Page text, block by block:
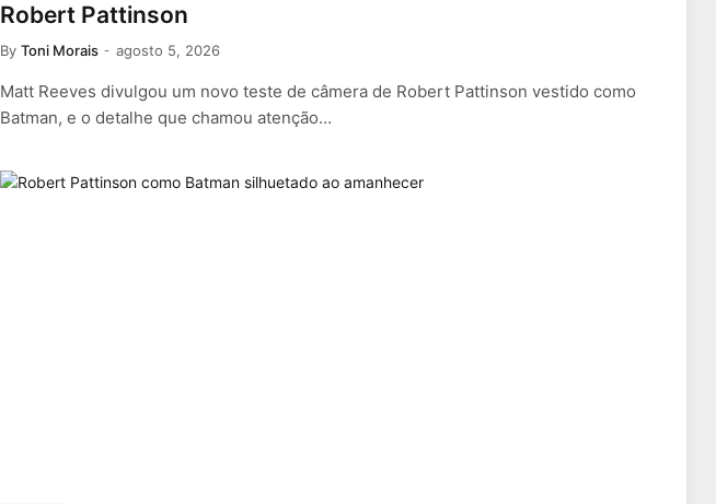
Robert Pattinson
By Toni Morais agosto 5, 2026
Matt Reeves divulgou um novo teste de câmera de Robert Pattinson vestido como
Batman, e o detalhe que chamou atenção…